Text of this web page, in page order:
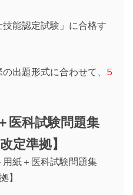
能認定試験」に合格す
出題形式に合わせて、 5
医科試験問題集
定準拠】